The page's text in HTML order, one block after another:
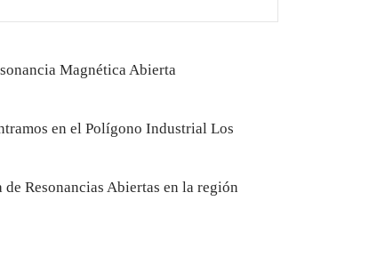
Magnética Abierta
en el Polígono Industrial Los
Resonancias Abiertas en la región